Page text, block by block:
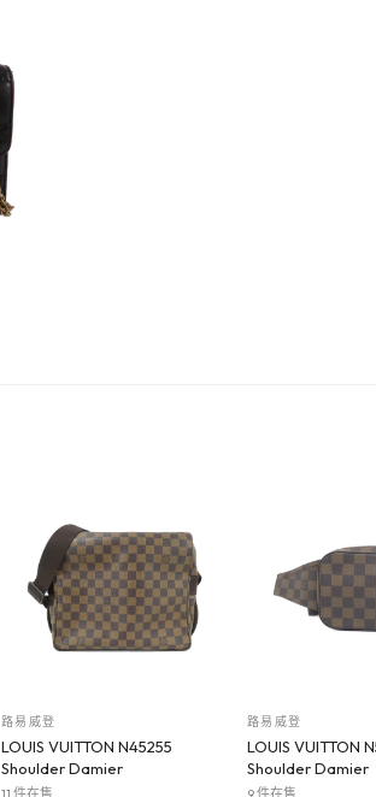
路易威登
LOUIS VUITTON N45255
Shoulder Damier
11 件在售
路易威登
LOUIS VUITTON
Shoulder Damier
9 件在售